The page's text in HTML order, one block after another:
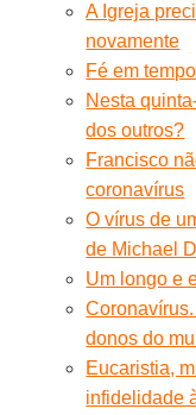
A Igreja
novamente
Fé em
Nesta
dos outros?
Francisco
coronavírus
O vírus de
de Michael
Um longo e
donos do
Eucaristia,
infidelidade